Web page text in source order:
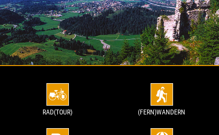
RAD(TOUR) (FERN)WANDERN